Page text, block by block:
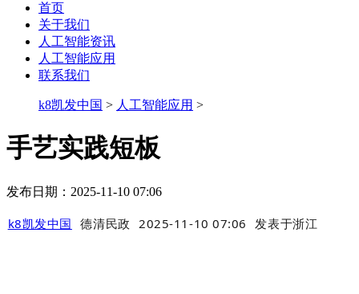
首页
关于我们
人工智能资讯
人工智能应用
联系我们
k8凯发中国 > 人工智能应用 >
手艺实践短板
发布日期：2025-11-10 07:06
k8凯发中国 德清民政 2025-11-10 07:06 发表于浙江